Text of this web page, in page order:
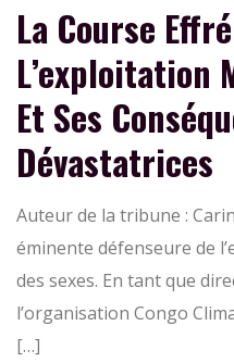
La Course
L’exploitation
Et Ses
Dévastatrices
Auteur de la tribune :
éminente défenseure de
des sexes. En tant que
l’organisation Congo
[…]